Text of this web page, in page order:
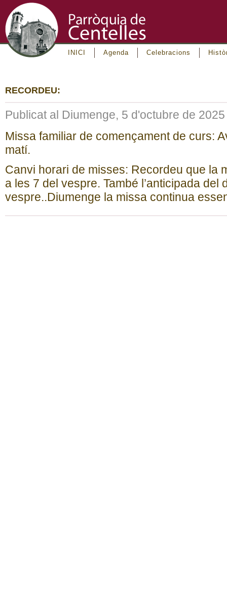
INICI Agenda Celebracions
RECORDEU:
Publicat al Diumenge, 5 d'octubre de 2025
Missa familiar de començament de curs:
matí.
Canvi horari de misses: Recordeu que la
a les 7 del vespre. També l’anticipada del
vespre..Diumenge la missa continua